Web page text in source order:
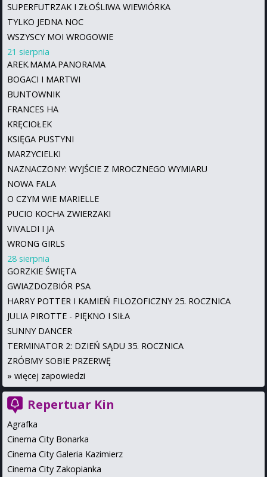
SUPERFUTRZAK I ZŁOŚLIWA WIEWIÓRKA
TYLKO JEDNA NOC
WSZYSCY MOI WROGOWIE
21 sierpnia
AREK.MAMA.PANORAMA
BOGACI I MARTWI
BUNTOWNIK
FRANCES HA
KRĘCIOŁEK
KSIĘGA PUSTYNI
MARZYCIELKI
NAZNACZONY: WYJŚCIE Z MROCZNEGO WYMIARU
NOWA FALA
O CZYM WIE MARIELLE
PUCIO KOCHA ZWIERZAKI
VIVALDI I JA
WRONG GIRLS
28 sierpnia
GORZKIE ŚWIĘTA
GWIAZDOZBIÓR PSA
HARRY POTTER I KAMIEŃ FILOZOFICZNY 25. ROCZNICA
JULIA PIROTTE - PIĘKNO I SIŁA
SUNNY DANCER
TERMINATOR 2: DZIEŃ SĄDU 35. ROCZNICA
ZRÓBMY SOBIE PRZERWĘ
» więcej zapowiedzi
Repertuar Kin
Agrafka
Cinema City Bonarka
Cinema City Galeria Kazimierz
Cinema City Zakopianka